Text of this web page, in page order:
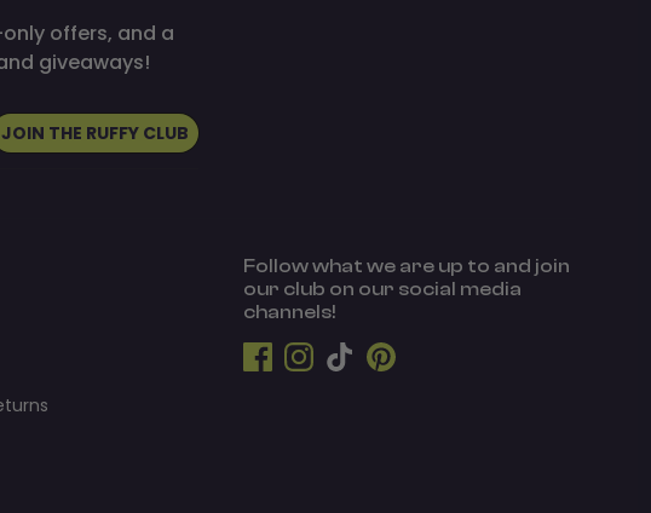
offers, and a
giveaways!
JOIN THE RUFFY CLUB
Follow what we are up to and join
our club on our social media
channels!